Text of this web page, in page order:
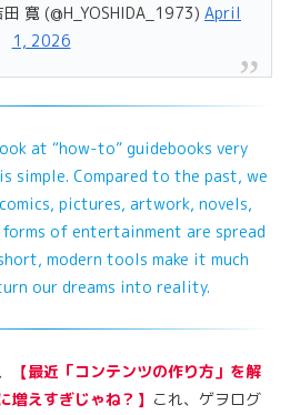
寛 (@H_YOSHIDA_1973) April
1, 2026
at “how-to” guidebooks very
simple. Compared to the past, we
pictures, artwork, novels,
forms of entertainment are spread
modern tools make it much
our dreams into reality.
【最近「コンテンツの作り方」を解
増えすぎじゃね？】 これ、ゲヲログ